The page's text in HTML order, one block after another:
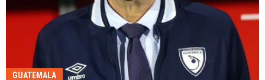
GUATEMALA